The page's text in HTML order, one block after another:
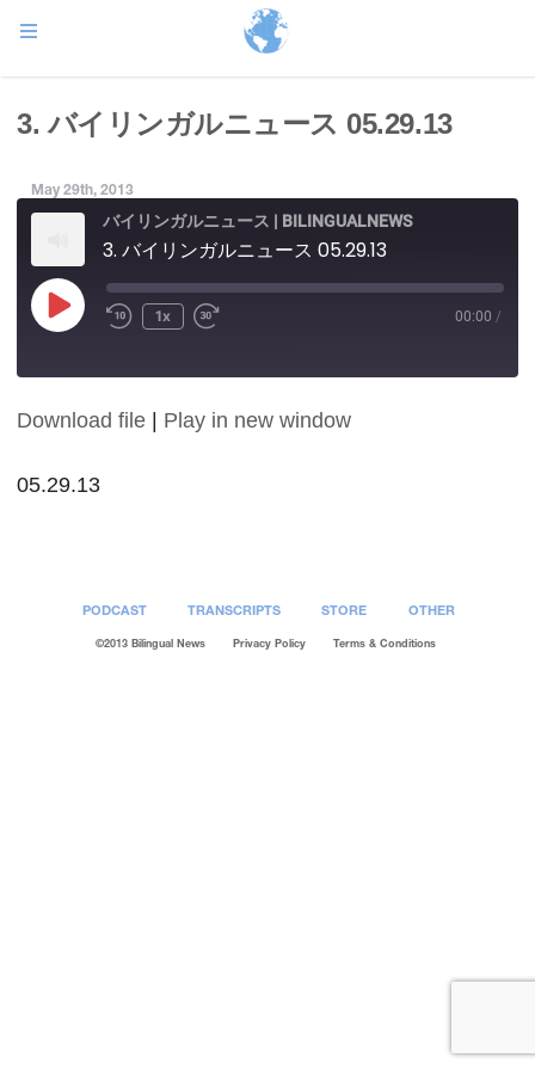
3. バイリンガルニュース 05.29.13
May 29th, 2013
バイリンガルニュース | BILINGUALNEWS
3. バイリンガルニュース 05.29.13
Play
Episode
1x 00:00 /
SHARE
LINK
Download file Play in new window
05.29.13
PODCAST TRANSCRIPTS STORE OTHER
©2013 Bilingual News Privacy Policy Terms & Conditions